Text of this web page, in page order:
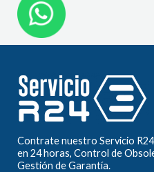
Contrate nuestro Servicio
en 24 horas, Control de
Gestión de Garantía.